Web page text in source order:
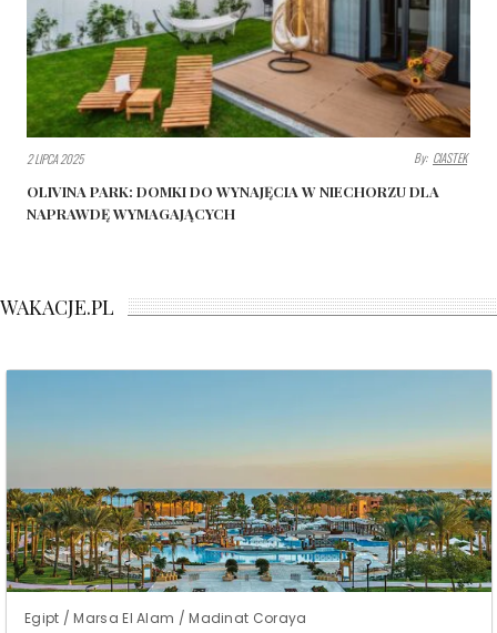
2 LIPCA 2025 By: CIASTEK
OLIVINA PARK: DOMKI DO WYNAJĘCIA W NIECHORZU DLA
NAPRAWDĘ WYMAGAJĄCYCH
WAKACJE.PL
Egipt / Marsa El Alam / Madinat Coraya